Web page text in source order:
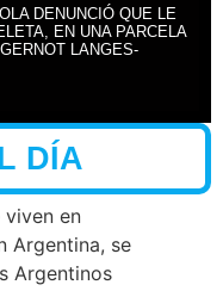
DENUNCIÓ QUE LE
EN UNA PARCELA
LANGES-
DÍA
viven en
Argentina, se
Argentinos